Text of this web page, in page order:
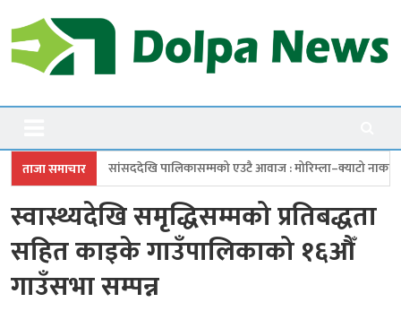
to
content
Dolpanews
ताजा समाचार
पालिकासम्मको एउटै आवाज : मोरिम्ला–क्याटो नाका तत्काल खोल चारबुँदे
स्वास्थ्यदेखि समृद्धिसम्मको प्रतिबद्धता
सहित काइके गाउँपालिकाको १६औँ
गाउँसभा सम्पन्न